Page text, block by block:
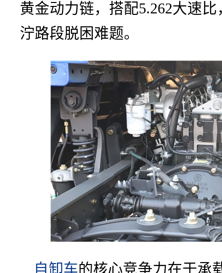
黄金动力链，搭配5.262大速
泞路段脱困难题。
自卸车的核心竞争力在于承